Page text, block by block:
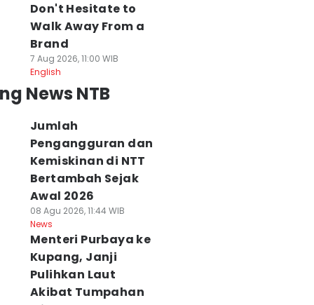
Don't Hesitate to
Walk Away From a
Brand
7 Aug 2026, 11:00 WIB
English
News NTB
Jumlah
Pengangguran dan
Kemiskinan di NTT
Bertambah Sejak
Awal 2026
08 Agu 2026, 11:44 WIB
News
Menteri Purbaya ke
Kupang, Janji
Pulihkan Laut
Akibat Tumpahan